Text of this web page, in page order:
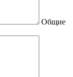
Общие